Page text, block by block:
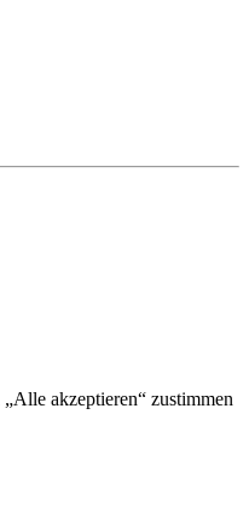
akzeptieren“ zustimmen